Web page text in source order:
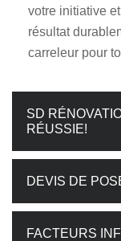
votre initiative
résultat
carreleur pour
SD
RÉUSSIE!
DEVIS DE
FACTEURS